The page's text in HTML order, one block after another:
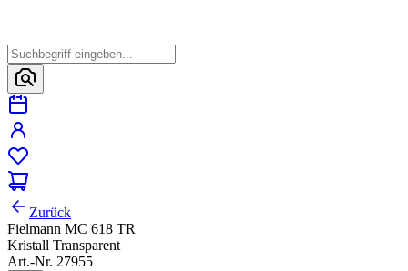
Zurück
Fielmann MC 618 TR
Kristall Transparent
Art.-Nr. 27955